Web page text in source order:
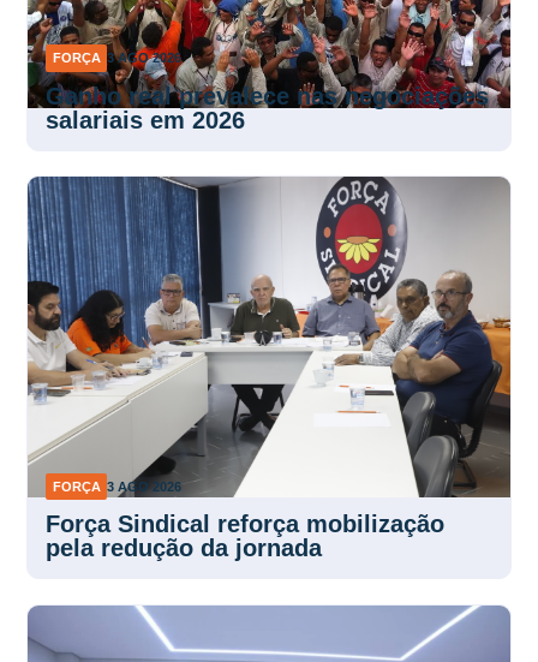
FORÇA 3 AGO 2026
Ganho real prevalece nas negociações
salariais em 2026
FORÇA 3 AGO 2026
Força Sindical reforça mobilização
pela redução da jornada